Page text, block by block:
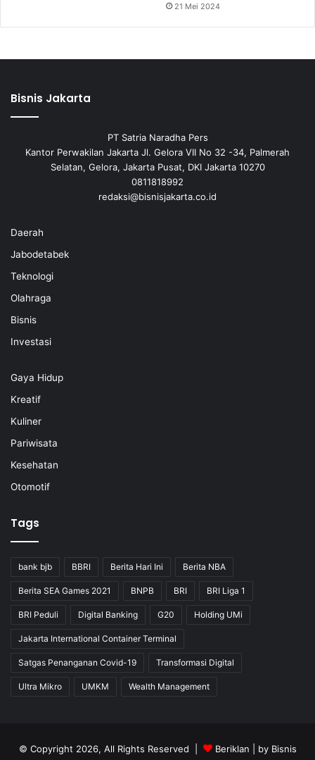
21 Mei 2024
Bisnis Jakarta
PT Satria Naradha Pers
Kantor Perwakilan Jakarta Jl. Gelora VII No 32 -34, Palmerah
Selatan, Gelora, Jakarta Pusat, DKI Jakarta 10270
0811818992
redaksi@bisnisjakarta.co.id
Daerah
Jabodetabek
Teknologi
Olahraga
Bisnis
Investasi
Gaya Hidup
Kreatif
Kuliner
Pariwisata
Kesehatan
Otomotif
Tags
bank bjb BBRI Berita Hari Ini Berita NBA
Berita SEA Games 2021 BNPB BRI BRI Liga 1
BRI Peduli Digital Banking G20 Holding UMi
Jakarta International Container Terminal
Satgas Penanganan Covid-19 Transformasi Digital
Ultra Mikro UMKM Wealth Management
© Copyright 2026, All Rights Reserved | Beriklan | by Bisnis